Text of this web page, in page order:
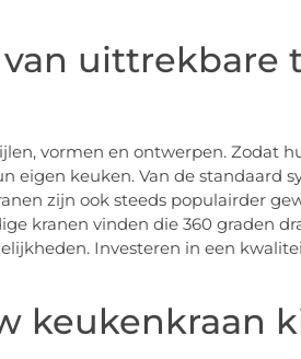
uittrekbare
vormen en ontwerpen. Zodat
eigen keuken. Van de standaard
zijn ook steeds populairder
kranen vinden die 360 graden
Investeren in een
keukenkraan